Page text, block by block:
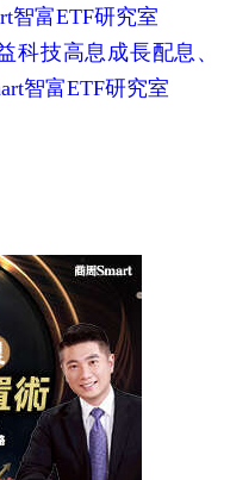
智富ETF研究室
科技高息成長配息、
智富ETF研究室